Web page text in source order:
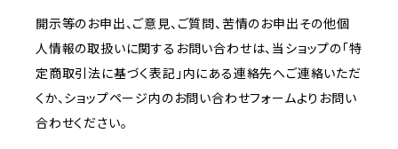
開示等のお申出、ご意見、ご質問、苦情のお申出その他個
人情報の取扱いに関するお問い合わせは、当ショップの「特
定商取引法に基づく表記」内にある連絡先へご連絡いただ
くか、ショップページ内のお問い合わせフォームよりお問い
合わせください。